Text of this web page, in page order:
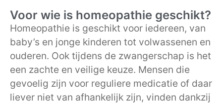
Voor wie is homeopathie geschikt?
Homeopathie is geschikt voor iedereen, van
baby’s en jonge kinderen tot volwassenen en
ouderen. Ook tijdens de zwangerschap is het
een zachte en veilige keuze. Mensen die
gevoelig zijn voor reguliere medicatie of daar
liever niet van afhankelijk zijn, vinden dankzij